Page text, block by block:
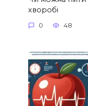
хворобі
0 48